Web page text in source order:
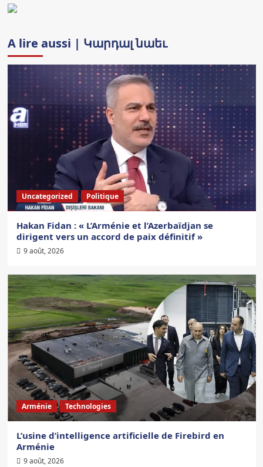
A lire aussi | Կարդալ նաեւ
Uncategorized Politique
Hakan Fidan : « L’Arménie et l’Azerbaïdjan se
dirigent vers un accord de paix définitif »
9 août, 2026
Arménie Technologies
L’usine d’intelligence artificielle de Firebird en
Arménie
9 août, 2026